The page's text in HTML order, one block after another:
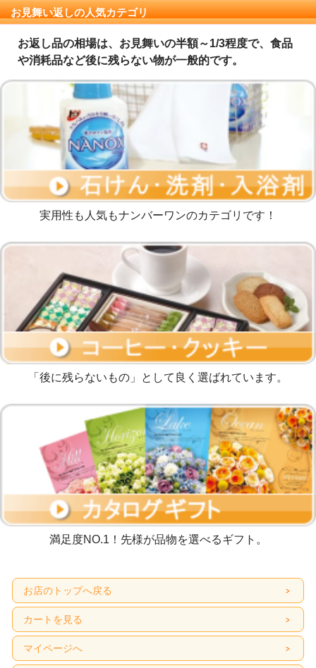
お見舞い返しの人気カテゴリ
お返し品の相場は、お見舞いの半額～1/3程度で、食品
や消耗品など後に残らない物が一般的です。
実用性も人気もナンバーワンのカテゴリです！
「後に残らないもの」として良く選ばれています。
満足度NO.1！先様が品物を選べるギフト。
お店のトップへ戻る
カートを見る
マイページへ